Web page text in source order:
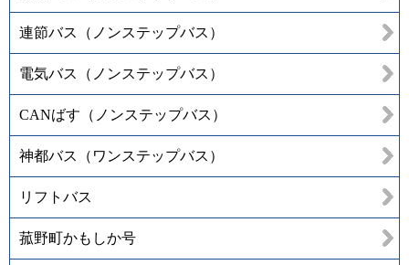
連節バス（ノンステップバス）
電気バス（ノンステップバス）
CANばす（ノンステップバス）
神都バス（ワンステップバス）
リフトバス
菰野町かもしか号